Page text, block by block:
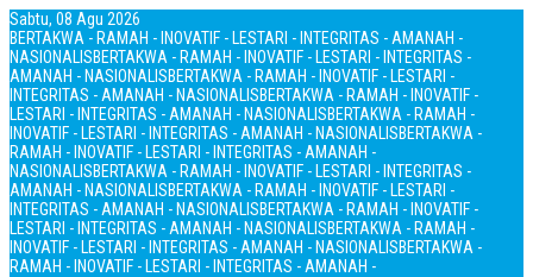
Sabtu, 08 Agu 2026
BERTAKWA - RAMAH - INOVATIF - LESTARI - INTEGRITAS - AMANAH -
NASIONALISBERTAKWA - RAMAH - INOVATIF - LESTARI - INTEGRITAS -
AMANAH - NASIONALISBERTAKWA - RAMAH - INOVATIF - LESTARI -
INTEGRITAS - AMANAH - NASIONALISBERTAKWA - RAMAH - INOVATIF -
LESTARI - INTEGRITAS - AMANAH - NASIONALISBERTAKWA - RAMAH -
INOVATIF - LESTARI - INTEGRITAS - AMANAH - NASIONALISBERTAKWA -
RAMAH - INOVATIF - LESTARI - INTEGRITAS - AMANAH -
NASIONALISBERTAKWA - RAMAH - INOVATIF - LESTARI - INTEGRITAS -
AMANAH - NASIONALISBERTAKWA - RAMAH - INOVATIF - LESTARI -
INTEGRITAS - AMANAH - NASIONALISBERTAKWA - RAMAH - INOVATIF -
LESTARI - INTEGRITAS - AMANAH - NASIONALISBERTAKWA - RAMAH -
INOVATIF - LESTARI - INTEGRITAS - AMANAH - NASIONALISBERTAKWA -
RAMAH - INOVATIF - LESTARI - INTEGRITAS - AMANAH -